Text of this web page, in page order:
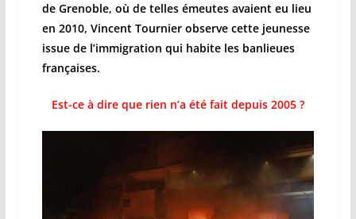
de Grenoble, où de telles émeutes avaient eu lieu
en 2010, Vincent Tournier observe cette jeunesse
issue de l’immigration qui habite les banlieues
françaises.
Est-ce à dire que rien n’a été fait depuis 2005 ?